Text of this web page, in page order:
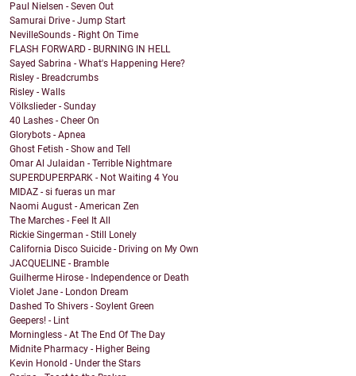
Paul Nielsen - Seven Out
Samurai Drive - Jump Start
NevilleSounds - Right On Time
FLASH FORWARD - BURNING IN HELL
Sayed Sabrina - What's Happening Here?
Risley - Breadcrumbs
Risley - Walls
Völkslieder - Sunday
40 Lashes - Cheer On
Glorybots - Apnea
Ghost Fetish - Show and Tell
Omar Al Julaidan - Terrible Nightmare
SUPERDUPERPARK - Not Waiting 4 You
MIDAZ - si fueras un mar
Naomi August - American Zen
The Marches - Feel It All
Rickie Singerman - Still Lonely
California Disco Suicide - Driving on My Own
JACQUELINE - Bramble
Guilherme Hirose - Independence or Death
Violet Jane - London Dream
Dashed To Shivers - Soylent Green
Geepers! - Lint
Morningless - At The End Of The Day
Midnite Pharmacy - Higher Being
Kevin Honold - Under the Stars